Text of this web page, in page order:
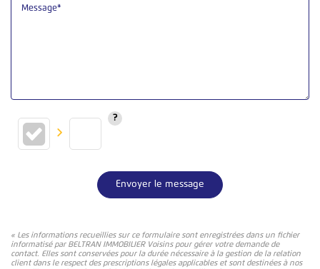
Message*
Envoyer le message
« Les informations recueillies sur ce formulaire sont enregistrées dans un fichier
informatisé par BELTRAN IMMOBILIER Voisins pour gérer votre demande de
contact. Elles sont conservées pour la durée nécessaire à la gestion de la relation
client dans le respect des prescriptions légales applicables et sont destinées à nos